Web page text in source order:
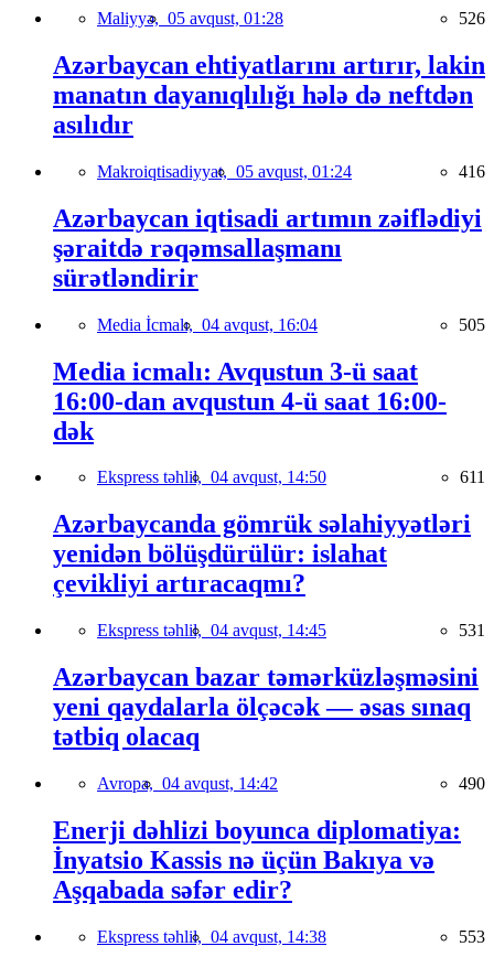
Maliyyə, 05 avqust, 01:28 526
Azərbaycan ehtiyatlarını artırır, lakin
manatın dayanıqlılığı hələ də neftdən
asılıdır
Makroiqtisadiyyat, 05 avqust, 01:24 416
Azərbaycan iqtisadi artımın zəiflədiyi
şəraitdə rəqəmsallaşmanı
sürətləndirir
Media İcmalı, 04 avqust, 16:04 505
Media icmalı: Avqustun 3-ü saat
16:00-dan avqustun 4-ü saat 16:00-
dək
Ekspress təhlil, 04 avqust, 14:50 611
Azərbaycanda gömrük səlahiyyətləri
yenidən bölüşdürülür: islahat
çevikliyi artıracaqmı?
Ekspress təhlil, 04 avqust, 14:45 531
Azərbaycan bazar təmərküzləşməsini
yeni qaydalarla ölçəcək — əsas sınaq
tətbiq olacaq
Avropa, 04 avqust, 14:42 490
Enerji dəhlizi boyunca diplomatiya:
İnyatsio Kassis nə üçün Bakıya və
Aşqabada səfər edir?
Ekspress təhlil, 04 avqust, 14:38 553